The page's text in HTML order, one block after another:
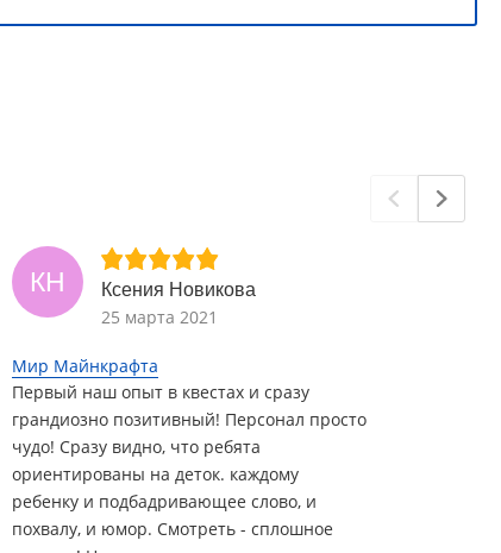
КН Ксения Новикова
25 марта 2021
Мир Майнкрафта
Первый наш опыт в квестах и сразу
грандиозно позитивный! Персонал просто
чудо! Сразу видно, что ребята
ориентированы на деток. каждому
ребенку и подбадривающее слово, и
похвалу, и юмор. Смотреть - сплошное